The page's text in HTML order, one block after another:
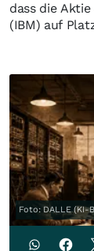
dass die
(IBM) auf
Foto: DALLE (KI-